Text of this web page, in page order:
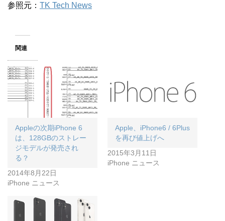
参照元： TK Tech News
関連
Appleの次期iPhone 6
は、128GBのストレー
ジモデルが発売され
る？
2014年8月22日
iPhone ニュース
Apple、iPhone6 / 6Plus
を再び値上げへ
2015年3月11日
iPhone ニュース